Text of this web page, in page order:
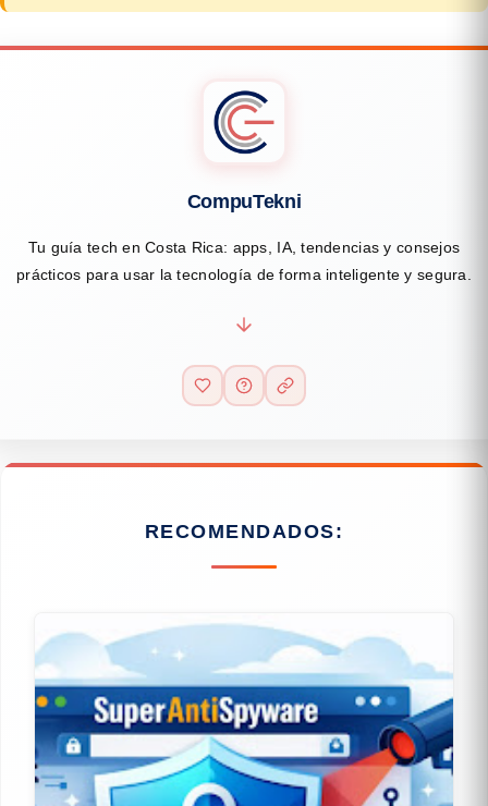
CompuTekni
Tu guía tech en Costa Rica: apps, IA, tendencias y consejos
prácticos para usar la tecnología de forma inteligente y segura.
RECOMENDADOS: